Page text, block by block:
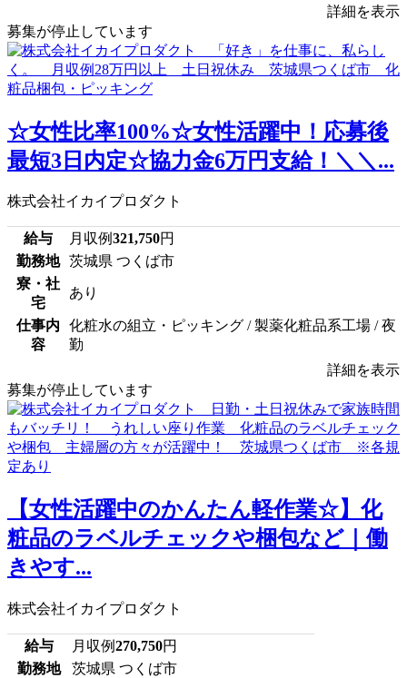
詳細を表示
募集が停止しています
☆女性比率100%☆女性活躍中！応募後
最短3日内定☆協力金6万円支給！＼＼...
株式会社イカイプロダクト
給与 月収例321,750円
勤務地
茨城県 つくば市
寮・社
宅
あり
仕事内
容
化粧水の組立・ピッキング / 製薬化粧品系工場 / 夜
勤
詳細を表示
募集が停止しています
【女性活躍中のかんたん軽作業☆】化
粧品のラベルチェックや梱包など｜働
きやす...
株式会社イカイプロダクト
給与 月収例270,750円
勤務地
茨城県 つくば市